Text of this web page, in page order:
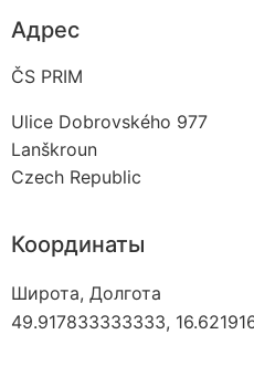
Адрес
ČS PRIM
Ulice Dobrovského 977
Lanškroun
Czech Republic
Координаты
Широта, Долгота
49.917833333333,